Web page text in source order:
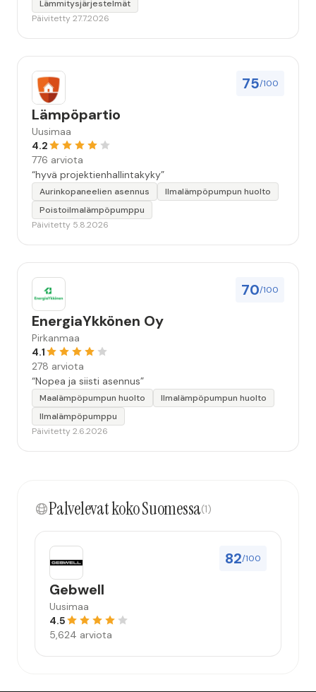
Lämmitysjärjestelmät
Päivitetty 27.7.2026
75/100
Lämpöpartio
Uusimaa
4.2
776 arviota
“hyvä projektienhallintakyky”
Aurinkopaneelien asennus
Ilmalämpöpumpun huolto
Poistoilmalämpöpumppu
Päivitetty 5.8.2026
70/100
EnergiaYkkönen Oy
Pirkanmaa
4.1
278 arviota
“Nopea ja siisti asennus”
Maalämpöpumpun huolto
Ilmalämpöpumpun huolto
Ilmalämpöpumppu
Päivitetty 2.6.2026
Palvelevat koko Suomessa(1)
82/100
Gebwell
Uusimaa
4.5
5,624 arviota